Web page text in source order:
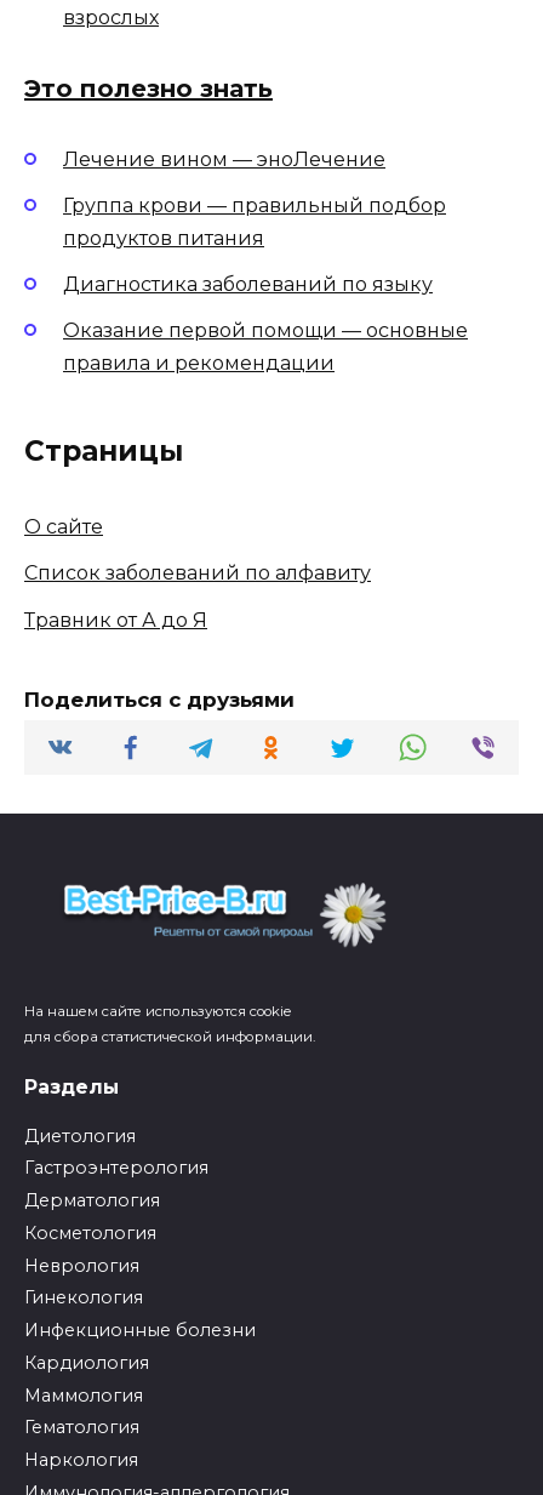
взрослых
Это полезно знать
Лечение вином — эноЛечение
Группа крови — правильный подбор
продуктов питания
Диагностика заболеваний по языку
Оказание первой помощи — основные
правила и рекомендации
Страницы
О сайте
Список заболеваний по алфавиту
Травник от А до Я
Поделиться с друзьями
На нашем сайте используются cookie
для сбора статистической информации.
Разделы
Диетология
Гастроэнтерология
Дерматология
Косметология
Неврология
Гинекология
Инфекционные болезни
Кардиология
Маммология
Гематология
Наркология